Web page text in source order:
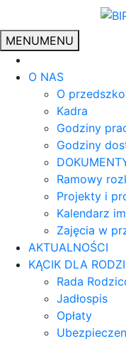
MENUMENU
O NAS
O
Kadra
Godziny
Godziny
Ramowy
Projekty i
Kalendarz
Zajęcia w
AKTUALNOŚCI
KĄCIK DLA
Rada
Jadłospis
Opłaty